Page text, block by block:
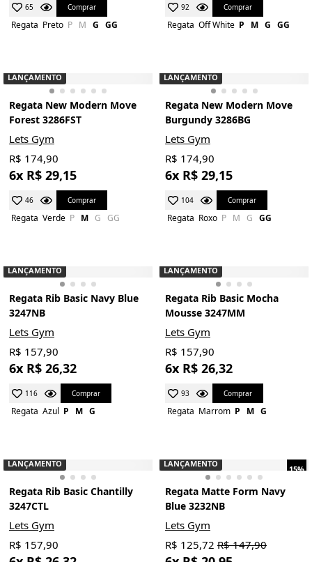
65 Comprar
Regata Preto P M G GG
92 Comprar
Regata Off White P M G GG
LANÇAMENTO
Regata New Modern Move
Forest 3286FST
Lets Gym
R$ 174,90
6x R$ 29,15
46 Comprar
Regata Verde P M G GG
LANÇAMENTO
Regata New Modern Move
Burgundy 3286BG
Lets Gym
R$ 174,90
6x R$ 29,15
104 Comprar
Regata Roxo P M G GG
LANÇAMENTO
Regata Rib Basic Navy Blue
3247NB
Lets Gym
R$ 157,90
6x R$ 26,32
116 Comprar
Regata Azul P M G
LANÇAMENTO
Regata Rib Basic Mocha
Mousse 3247MM
Lets Gym
R$ 157,90
6x R$ 26,32
93 Comprar
Regata Marrom P M G
LANÇAMENTO
Regata Rib Basic Chantilly
3247CTL
Lets Gym
R$ 157,90
15%
LANÇAMENTO
Regata Matte Form Navy
Blue 3232NB
Lets Gym
R$ 125,72 R$ 147,90